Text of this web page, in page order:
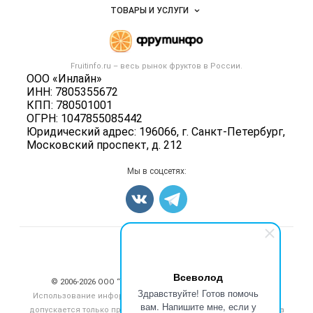
Всеволод
Здравствуйте! Готов помочь
вам. Напишите мне, если у
Fruitinfo.ru – весь рынок фруктов в России.
ООО «Инлайн»
ИНН: 7805355672
КПП: 780501001
ОГРН: 1047855085442
Юридический адрес: 196066, г. Санкт-Петербург,
Московский проспект, д. 212
Размещение рекламы
Публичная оферта
Контактная информация
Политика обработки персональных данных
Объявления
Новости рынка
ТОВАРЫ И УСЛУГИ
Готовая продукция
Фрукты
Грибы
Оборудование
Карта объявлений
Мы в соцсетях:
© 2006‑2026 ООО “Инлайн”. 12+ Все права защищены.
Использование информации, размещенной на данном сайте,
допускается только при размещении активной гиперссылки на